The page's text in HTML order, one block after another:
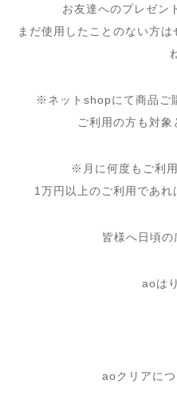
お友達へのプレゼン
まだ使用したことのない方
※ネットshopにて商品ご
ご利用の方も対象
※月に何度もご利
1万円以上のご利用であれ
皆様へ日頃の
aoは
aoクリアに